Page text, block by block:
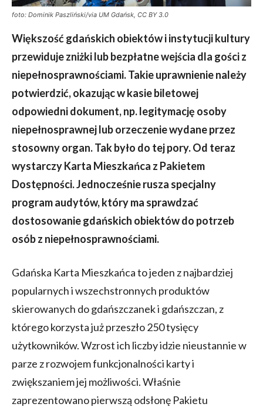
foto: Dominik Paszliński/via UM Gdańsk, CC BY 3.0
Większość gdańskich obiektów i instytucji kultury
przewiduje zniżki lub bezpłatne wejścia dla gości z
niepełnosprawnościami. Takie uprawnienie należy
potwierdzić, okazując w kasie biletowej
odpowiedni dokument, np. legitymację osoby
niepełnosprawnej lub orzeczenie wydane przez
stosowny organ. Tak było do tej pory. Od teraz
wystarczy Karta Mieszkańca z Pakietem
Dostępności. Jednocześnie rusza specjalny
program audytów, który ma sprawdzać
dostosowanie gdańskich obiektów do potrzeb
osób z niepełnosprawnościami.
Gdańska Karta Mieszkańca to jeden z najbardziej
popularnych i wszechstronnych produktów
skierowanych do gdańszczanek i gdańszczan, z
którego korzysta już przeszło 250 tysięcy
użytkowników. Wzrost ich liczby idzie nieustannie w
parze z rozwojem funkcjonalności karty i
zwiększaniem jej możliwości. Właśnie
zaprezentowano pierwszą odsłonę Pakietu